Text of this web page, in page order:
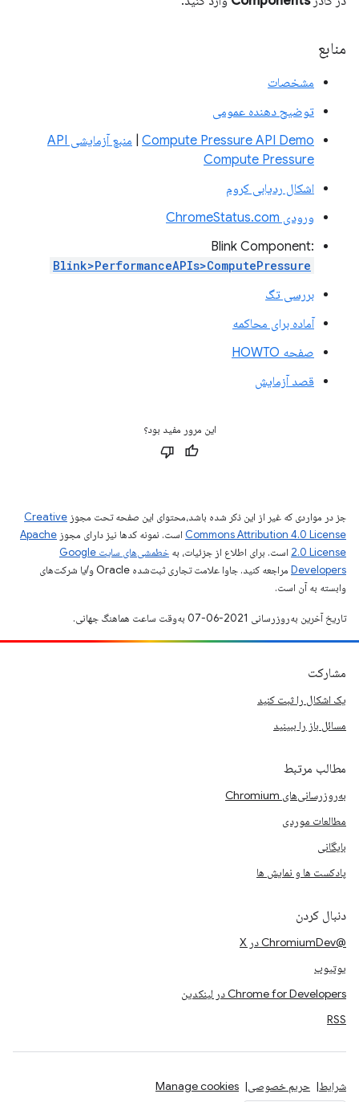
منابع
مشخصات
توضیح دهنده عمومی
Compute Pressure API Demo
منبع آزمایشی API
Compute Pressure
اشکال ردیابی کروم
ورودی ChromeStatus.com
Blink Component:
Blink>PerformanceAPIs>ComputePressure
بررسی تگ
آماده برای محاکمه
صفحه HOWTO
قصد آزمایش
این مرور مفید بود؟
جز در مواردی که غیر از این ذکر شده باشد،‌محتوای این صفحه تحت مجوز Creative
Commons Attribution 4.0 License است. نمونه کدها نیز دارای مجوز Apache
2.0 License است. برای اطلاع از جزئیات، به
خطمشی‌های سایت Google
Developers‏
مراجعه کنید. جاوا علامت تجاری ثبت‌شده Oracle و/یا شرکت‌های
وابسته به آن است.
تاریخ آخرین به‌روزرسانی 2021-06-07 به‌وقت ساعت هماهنگ جهانی.
مشارکت
یک اشکال را ثبت کنید
مسائل باز را ببینید
مطالب مرتبط
به‌روزرسانی‌های Chromium
مطالعات موردی
بایگانی
پادکست ها و نمایش ها
دنبال کردن
@ChromiumDev در X
یوتیوب
Chrome for Developers در لینکدین
RSS
شرایط حریم خصوصی Manage cookies